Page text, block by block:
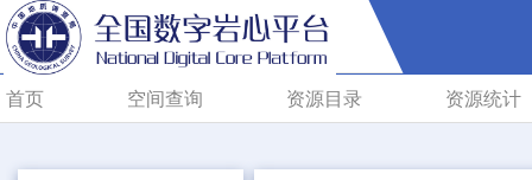
首页 空间查询 资源目录 资源统计